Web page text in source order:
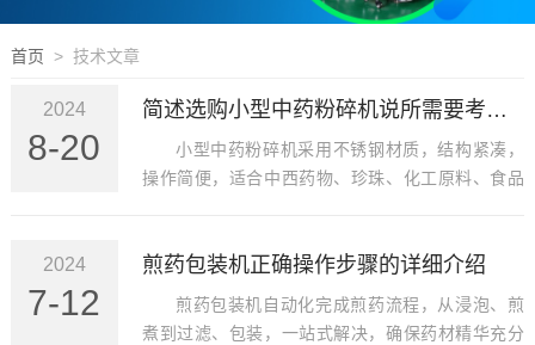
首页 > 技术文章
2024
8-20
简述选购小型中药粉碎机说所需要考虑的关键因素
小型中药粉碎机采用不锈钢材质，结构紧凑，
操作简便，适合中西药物、珍珠、化工原料、食品
120目，有效释放药材有效成分，提高临床效果。
2024
7-12
煎药包装机正确操作步骤的详细介绍
煎药包装机自动化完成煎药流程，从浸泡、煎
煮到过滤、包装，一站式解决，确保药材精华充分